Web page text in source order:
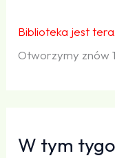
Biblioteka jest
Otworzymy znów
W tym